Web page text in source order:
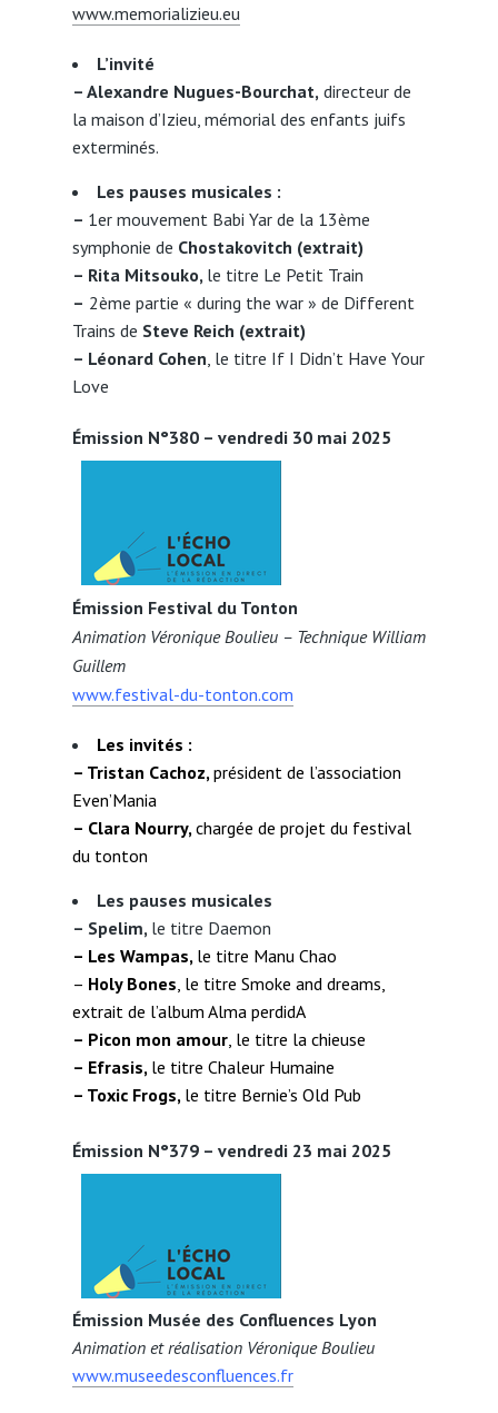
www.memorializieu.eu
L’invité
– Alexandre Nugues-Bourchat, directeur de
la maison d’Izieu, mémorial des enfants juifs
exterminés.
Les pauses musicales :
– 1er mouvement Babi Yar de la 13ème
symphonie de Chostakovitch (extrait)
– Rita Mitsouko, le titre Le Petit Train
– 2ème partie « during the war » de Different
Trains de Steve Reich (extrait)
– Léonard Cohen , le titre If I Didn’t Have Your
Love
Émission N°380 – vendredi 30 mai 2025
Émission Festival du Tonton
Animation Véronique Boulieu – Technique William
Guillem
www.festival-du-tonton.com
Les invités :
– Tristan Cachoz, président de l’association
Even’Mania
– Clara Nourry, chargée de projet du festival
du tonton
Les pauses musicales
– Spelim, le titre Daemon
– Les Wampas, le titre Manu Chao
– Holy Bones , le titre Smoke and dreams,
extrait de l’album Alma perdidA
– Picon mon amour, le titre la chieuse
– Efrasis, le titre Chaleur Humaine
– Toxic Frogs, le titre Bernie’s Old Pub
Émission N°379 – vendredi 23 mai 2025
Émission Musée des Confluences Lyon
Animation et réalisation Véronique Boulieu
www.museedesconfluences.fr